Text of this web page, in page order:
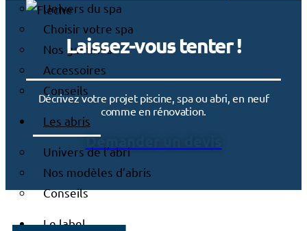
Univers du spa
Choisir votre spa
Nos gammes
Accessoires
Conseils
Les abris
Univers de l’abri
Nos modèles d’abris
Conseils
Le label
Laissez-vous tenter !
Décrivez votre projet piscine, spa ou abri, en neuf
comme en rénovation.
Demander un devis